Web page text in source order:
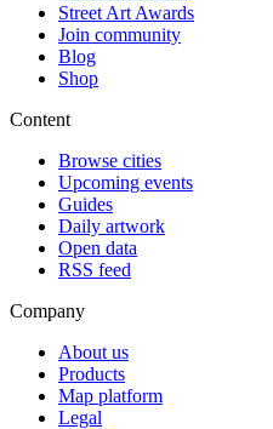
Street Art Awards
Join community
Blog
Shop
Content
Browse cities
Upcoming events
Guides
Daily artwork
Open data
RSS feed
Company
About us
Products
Map platform
Legal